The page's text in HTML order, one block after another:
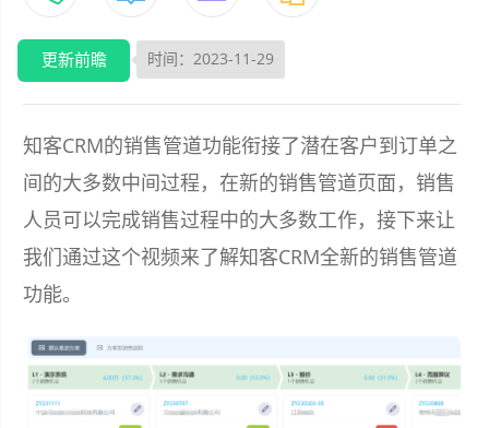
更新前瞻 时间：2023-11-29
知客CRM的销售管道功能衔接了潜在客户到订单之
间的大多数中间过程，在新的销售管道页面，销售
人员可以完成销售过程中的大多数工作，接下来让
我们通过这个视频来了解知客CRM全新的销售管道
功能。